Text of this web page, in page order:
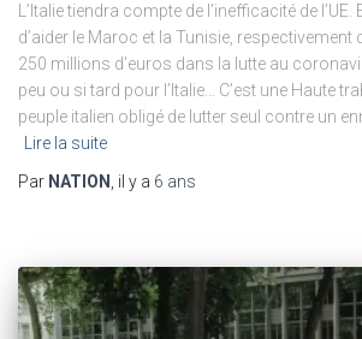
L’Italie tiendra compte de l’inefficacité de l’UE.
d’aider le Maroc et la Tunisie, respectivement
250 millions d’euros dans la lutte au
peu ou si tard pour l’Italie… C’est une Haute
peuple italien obligé de lutter seul contre un
Lire la suite
Par NATION , il y a 6 ans